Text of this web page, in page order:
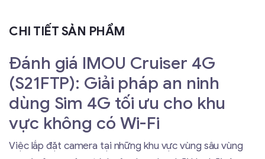
CHI TIẾT SẢN PHẨM
Đánh giá IMOU Cruiser 4G
(S21FTP): Giải pháp an ninh
dùng Sim 4G tối ưu cho khu
vực không có Wi-Fi
Việc lắp đặt camera tại những khu vực vùng sâu vùng